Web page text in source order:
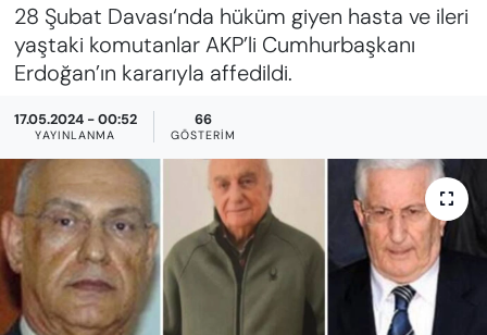
28 Şubat Davası‘nda hüküm giyen hasta ve ileri
yaştaki komutanlar AKP’li Cumhurbaşkanı
Erdoğan’ın kararıyla affedildi.
17.05.2024 - 00:52
YAYINLANMA
66
GÖSTERIM
GAZETECİLİĞİNİ GELİŞTİRMEK
FAYDALI BİLGİLER
GÜNDEM
EĞİTİM
KADIN
SAĞLIK
Süper Lig Puan Durumu ve Fikstür
Tüm Manşetler
Son Dakika Haberleri
Haber Arşivi